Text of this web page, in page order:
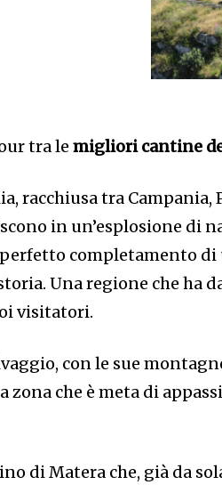
tra lemigliori cantine
racchiusa tra Campania,
in un’esplosione di
completamento
Una regione che ha
visitatori.
con le sue
zona che è meta di
di Matera che, già da